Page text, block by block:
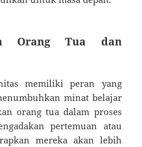
Orang Tua dan
memiliki peran yang
minat belajar
orang tua dalam proses
pertemuan atau
mereka akan lebih